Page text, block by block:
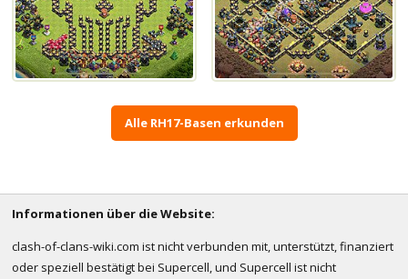
Alle RH17-Basen erkunden
Informationen über die Website:
clash-of-clans-wiki.com ist nicht verbunden mit, unterstützt, finanziert
oder speziell bestätigt bei Supercell, und Supercell ist nicht